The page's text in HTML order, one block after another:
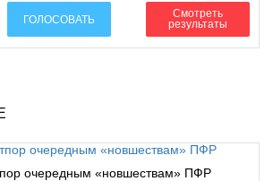
ГОЛОСОВАТЬ
Смотреть
результаты
очередным «новшествам» ПФР